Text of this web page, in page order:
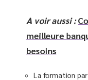
A voir aussi :
meilleure
besoins
La formation